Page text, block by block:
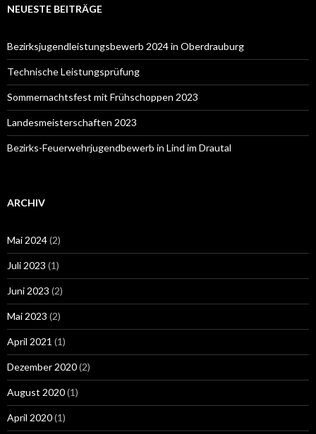
NEUESTE BEITRÄGE
Bezirksjugendleistungsbewerb 2024 in Oberdrauburg
Technische Leistungsprüfung
Sommernachtsfest mit Frühschoppen 2023
Landesmeisterschaften 2023
Bezirks-Feuerwehrjugendbewerb in Lind im Drautal
ARCHIV
Mai 2024(2)
Juli 2023 (1)
Juni 2023 (2)
Mai 2023 (2)
April 2021 (1)
Dezember 2020(2)
August 2020(1)
April 2020(1)